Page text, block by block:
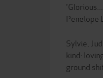
Penelope
Sylvie,
kind:
ground